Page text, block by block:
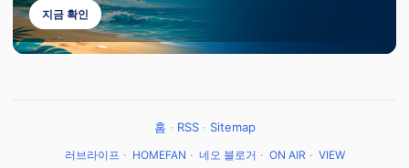
지금 확인
홈 · RSS· Sitemap
러브라이프 · HOMEFAN · 네오 블로거 · ON AIR · VIEW